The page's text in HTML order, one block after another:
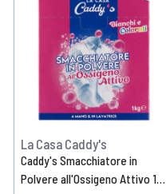
La Casa Caddy's
Caddy's Smacchiatore in
Polvere all'Ossigeno Attivo 1